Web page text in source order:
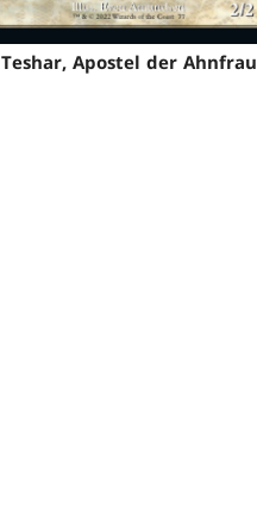
Teshar, Apostel der Ahnfrau